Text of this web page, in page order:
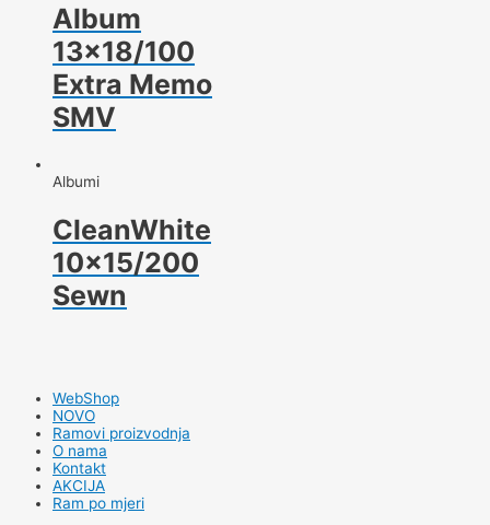
Album
13×18/100
Extra Memo
SMV
Albumi
CleanWhite
10×15/200
Sewn
WebShop
NOVO
Ramovi proizvodnja
O nama
Kontakt
AKCIJA
Ram po mjeri